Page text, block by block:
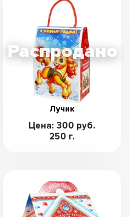
Лучик
Цена: 300 руб.
250 г.